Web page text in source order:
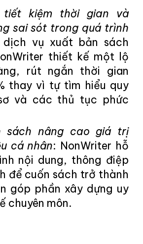
tiết kiệm thời gian và
sai sót trong quá trình
ịch vụ xuất bản sách
thiết kế một lộ
rút ngắn thời gian
thay vì tự tìm hiểu quy
và các thủ tục phức
sách nâng cao giá trị
cá nhân: NonWriter hỗ
nội dung, thông điệp
để cuốn sách trở thành
góp phần xây dựng uy
chuyên môn.